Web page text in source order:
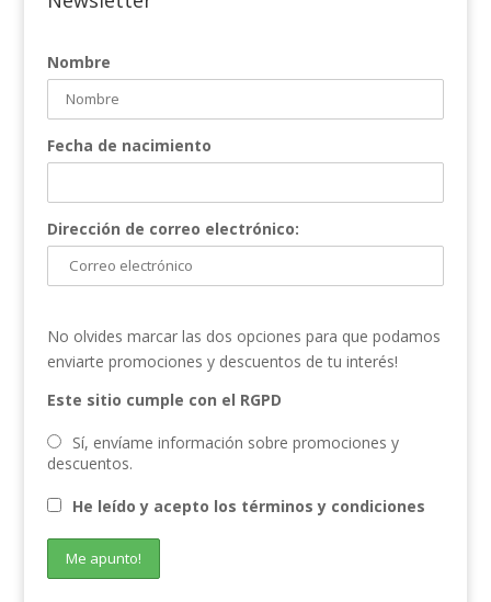
Nombre
Fecha de nacimiento
Dirección de correo electrónico:
No olvides marcar las dos opciones para que podamos
enviarte promociones y descuentos de tu interés!
Este sitio cumple con el RGPD
Sí, envíame información sobre promociones y
descuentos.
He leído y acepto los términos y condiciones